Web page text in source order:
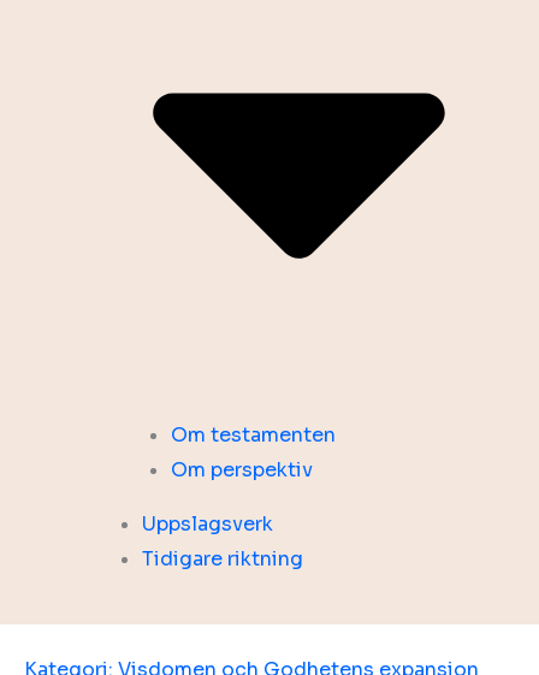
Om testamenten
Om perspektiv
Uppslagsverk
Tidigare riktning
Kategori: Visdomen och Godhetens expansion